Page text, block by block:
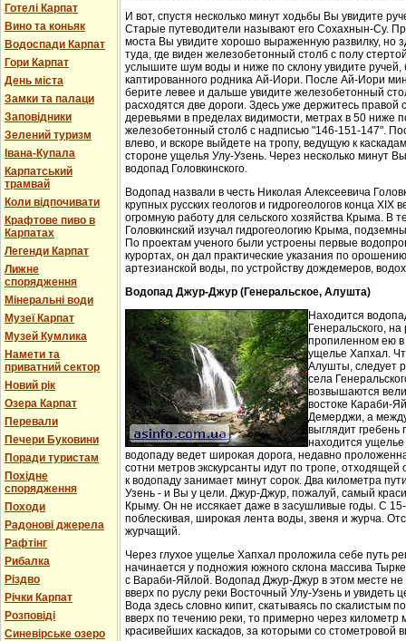
Готелі Карпат
Вино та коньяк
Водоспади Карпат
Гори Карпат
День міста
Замки та палаци
Заповідники
Зелений туризм
Івана-Купала
Карпатський
трамвай
Коли відпочивати
Крафтове пиво в
Карпатах
Легенди Карпат
Лижне
спорядження
Мінеральні води
Музеї Карпат
Музей Кумлика
Намети та
приватний сектор
Новий рік
Озера Карпат
Перевали
Печери Буковини
Поради туристам
Похідне
спорядження
Походи
Радонові джерела
Рафтінг
Рибалка
Різдво
Річки Карпат
Розповіді
Синевірське озеро
И вот, спустя несколько минут ходьбы Вы увидите
Старые путеводители называют его Сохахнын-Су.
моста Вы увидите хорошо выраженную развилку, но
туда, где виден железобетонный столб с полу
услышите шум воды и ниже по склону увидите
каптированного родника Ай-Иори. После Ай-Иори
берите левее и дальше увидите железобетонный
расходятся две дороги. Здесь уже держитесь правой
деревьями в пределах видимости, метрах в 50 ниже
железобетонный столб с надписью "146-151-147".
влево, и вскоре выйдете на тропу, ведущую к
стороне ущелья Улу-Узень. Через несколько минут
водопад Головкинского.
Водопад назвали в честь Николая Алексеевича
крупных русских геологов и гидрогеологов конца XIX
огромную работу для сельского хозяйства Крыма. В
Головкинский изучал гидрогеологию Крыма,
По проектам ученого были устроены первые
курортах, он дал практические указания по
артезианской воды, по устройству дождемеров,
Водопад Джур-Джур (Генеральское, Алушта)
Находится
Генеральского,
пропиленном ею в
ущелье Хапхал.
Алушты, следует
села
возвышаются
востоке Караби-
Демерджи, а
выглядит гребень
находится
водопаду ведет широкая дорога, недавно
сотни метров экскурсанты идут по тропе, отходящей
к водопаду занимает минут сорок. Два километра
Узень - и Вы у цели. Джур-Джур, пожалуй, самый
Крыму. Он не иссякает даже в засушливые годы. С
поблескивая, широкая лента воды, звеня и журча.
журчащий.
Через глухое ущелье Хапхал проложила себе путь
начинается у подножия южного склона массива
с Вараби-Яйлой. Водопад Джур-Джур в этом месте
вверх по руслу реки Восточный Улу-Узень и увидеть
Вода здесь словно кипит, скатываясь по скалистым
вверх по течению реки, то примерно через километр
красивейших каскадов, за которыми со стометровой